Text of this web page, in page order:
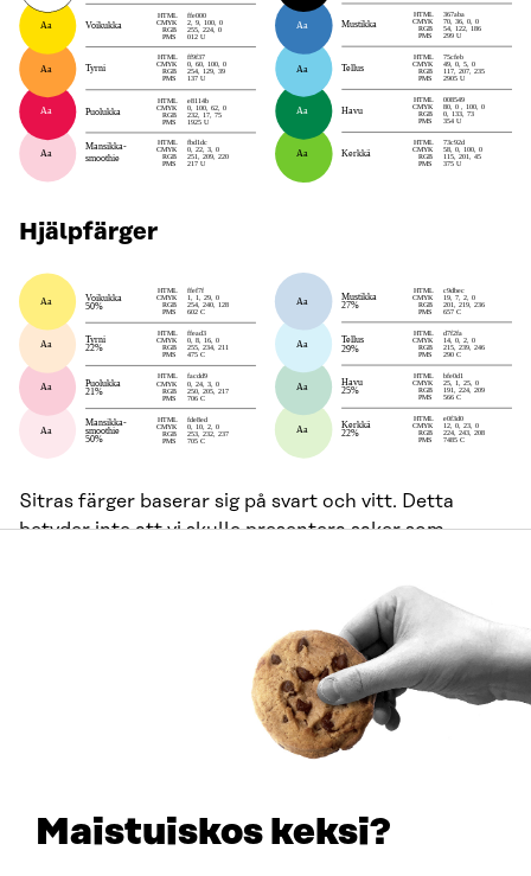
Maistuiskos keksi?
Hjälpfärger
Sitras färger baserar sig på svart och vitt. Detta
betyder inte att vi skulle presentera saker som
enkelt och att vår visuella identitet ska vara
identifierbar också när färger inte används.
Färger och tillgänglighet
Textkontraster som uppfyller klass AA i WCAG:s
tillgänglighetsstandard nås när svart eller vit text
Grafiker, observera